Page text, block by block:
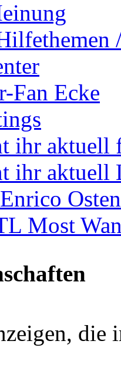
Fan Ecke
ihr aktuell
ihr aktuell
Most
die